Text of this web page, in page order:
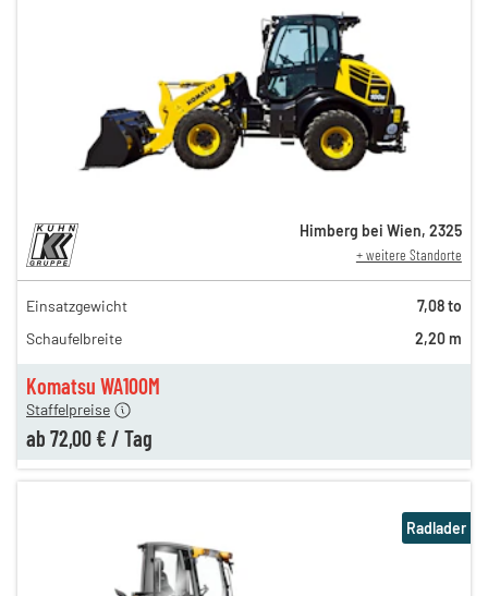
Komatsu WA100M
250,00 €
170,00 €
Staffelpreise
ab 72,00 € / Tag
Himberg bei Wien, 2325
+ weitere Standorte
Einsatzgewicht
7,08 to
Schaufelbreite
2,20 m
Radlader